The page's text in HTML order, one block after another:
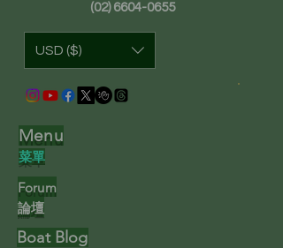
(02) 6604-0655
USD ($)
Menu
菜單
Forum
論壇
Boat Blog